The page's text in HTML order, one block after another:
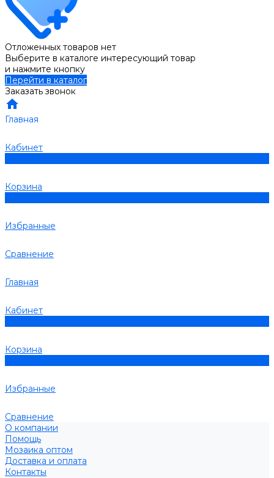
Отложенных товаров нет
Выберите в каталоге интересующий товар
и нажмите кнопку
Перейти в каталог
Заказать звонок
Главная
Кабинет
Корзина
Избранные
Сравнение
Главная
Кабинет
Корзина
Избранные
Сравнение
О компании
Помощь
Мозаика оптом
Доставка и оплата
Контакты